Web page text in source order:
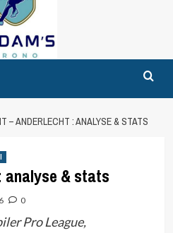
– ANDERLECHT : ANALYSE & STATS
analyse & stats
0
Pro League,